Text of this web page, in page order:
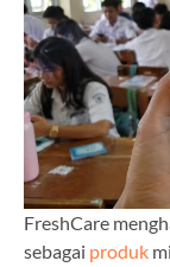
FreshCare
sebagai produk